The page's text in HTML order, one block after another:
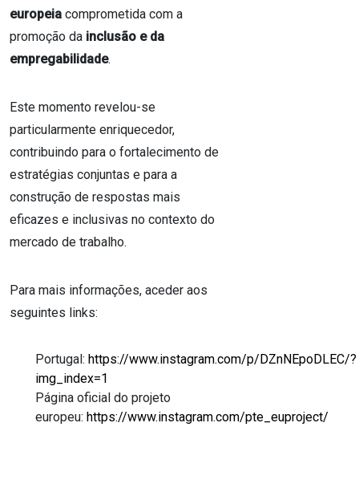
europeia comprometida com a
promoção da inclusão e da
empregabilidade.
Este momento revelou-se
particularmente enriquecedor,
contribuindo para o fortalecimento de
estratégias conjuntas e para a
construção de respostas mais
eficazes e inclusivas no contexto do
mercado de trabalho.
Para mais informações, aceder aos
seguintes links:
Portugal: https://www.instagram.com/p/DZnNEpoDLEC/?
img_index=1
Página oficial do projeto
europeu: https://www.instagram.com/pte_euproject/